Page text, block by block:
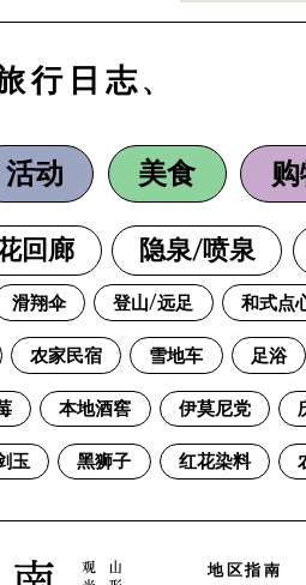
行日志、
活动 美食 购
回廊 隐泉/喷泉
滑翔伞 登山/远足 和式点
农家民宿 雪地车 足浴
本地酒窖 伊莫尼党
玉 黑狮子 红花染料
地区指南